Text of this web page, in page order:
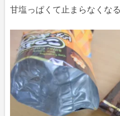
甘塩っぱくて止まらなくなる